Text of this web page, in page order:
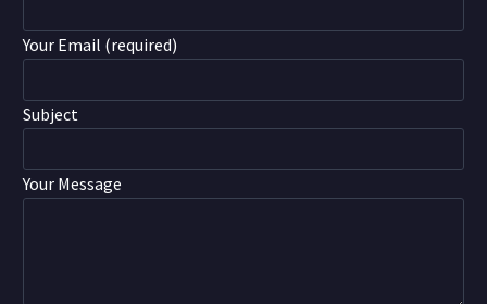
Your Email (required)
Subject
Your Message